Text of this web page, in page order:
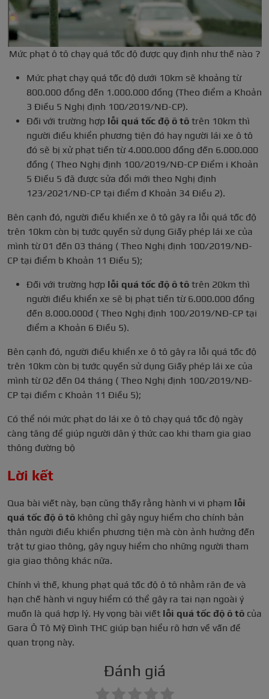
Mức phạt ô tô chạy quá tốc độ được quy định như thế nào ?
Mức phạt chạy quá tốc độ dưới 10km sẽ khoảng từ
800.000 đồng đến 1.000.000 đồng (Theo điểm a Khoản
3 Điều 5 Nghị định 100/2019/NĐ-CP).
Đối với trường hợp lỗi quá tốc độ ô tô trên 10km thì
người điều khiển phương tiện đó hay người lái xe ô tô
đó sẽ bị xử phạt tiền từ 4.000.000 đồng đến 6.000.000
đồng ( Theo Nghị định 100/2019/NĐ-CP Điểm i Khoản
5 Điều 5 đã được sửa đổi mới theo Nghị định
123/2021/NĐ-CP tại điểm đ Khoản 34 Điều 2).
Bên cạnh đó, người điều khiển xe ô tô gây ra lỗi quá tốc độ
trên 10km còn bị tước quyền sử dụng Giấy phép lái xe của
mình từ 01 đến 03 tháng ( Theo Nghị định 100/2019/NĐ-
CP tại điểm b Khoản 11 Điều 5);
Đối với trường hợp lỗi quá tốc độ ô tô trên 20km thì
người điều khiển xe sẽ bị phạt tiền từ 6.000.000 đồng
đến 8.000.000đ ( Theo Nghị định 100/2019/NĐ-CP tại
điểm a Khoản 6 Điều 5).
Bên cạnh đó, người điều khiển xe ô tô gây ra lỗi quá tốc độ
trên 10km còn bị tước quyền sử dụng Giấy phép lái xe của
mình từ 02 đến 04 tháng ( Theo Nghị định 100/2019/NĐ-
CP tại điểm c Khoản 11 Điều 5);
Có thể nói mức phạt do lái xe ô tô chạy quá tốc độ ngày
càng tăng để giúp người dân ý thức cao khi tham gia giao
thông đường bộ
Lời kết
Qua bài viết này, bạn cũng thấy rằng hành vi vi phạm lỗi
quá tốc độ ô tô không chỉ gây nguy hiểm cho chính bản
thân người điều khiển phương tiện mà còn ảnh hưởng đến
trật tự giao thông, gây nguy hiểm cho những người tham
gia giao thông khác nữa.
Chính vì thế, khung phạt quá tốc độ ô tô nhằm răn đe và
hạn chế hành vi nguy hiểm có thể gây ra tai nạn ngoài ý
muốn là quá hợp lý. Hy vọng bài viết lỗi quá tốc độ ô tô của
Gara Ô Tô Mỹ Đình THC giúp bạn hiểu rõ hơn về vấn đề
quan trọng này.
Đánh giá